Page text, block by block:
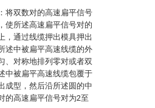
将双数对的高速扁平信号
使所述高速扁平信号对的
，通过线缆押出模具押出
述中被扁平高速线缆的外
、对称地排列零对或者双
中被扁平高速线缆包覆于
成型，然后沿所述圆的中
的高速扁平信号对为2至